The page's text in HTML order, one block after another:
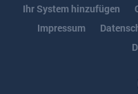
Ihr System hinzufügen
Impressum